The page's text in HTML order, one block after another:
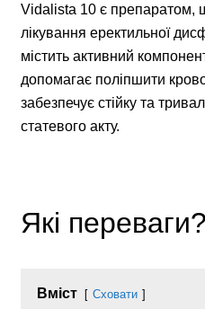
Vidalista 10 є препаратом,
лікування еректильної
містить активний
допомагає поліпшити
забезпечує стійку та
статевого акту.
Які переваги?
Вміст Сховати